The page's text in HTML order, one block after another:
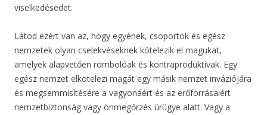
viselkedésedet.
Látod ezért van az, hogy egyének, csoportok és egész
nemzetek olyan cselekvéseknek kötelezik el magukat,
amelyek alapvetően rombolóak és kontraproduktívak. Egy
egész nemzet elkötelezi magát egy másik nemzet inváziójára
és megsemmisítésére a vagyonáért és az erőforrásaiért
nemzetbiztonság vagy önmegőrzés ürügye alatt. Vagy a